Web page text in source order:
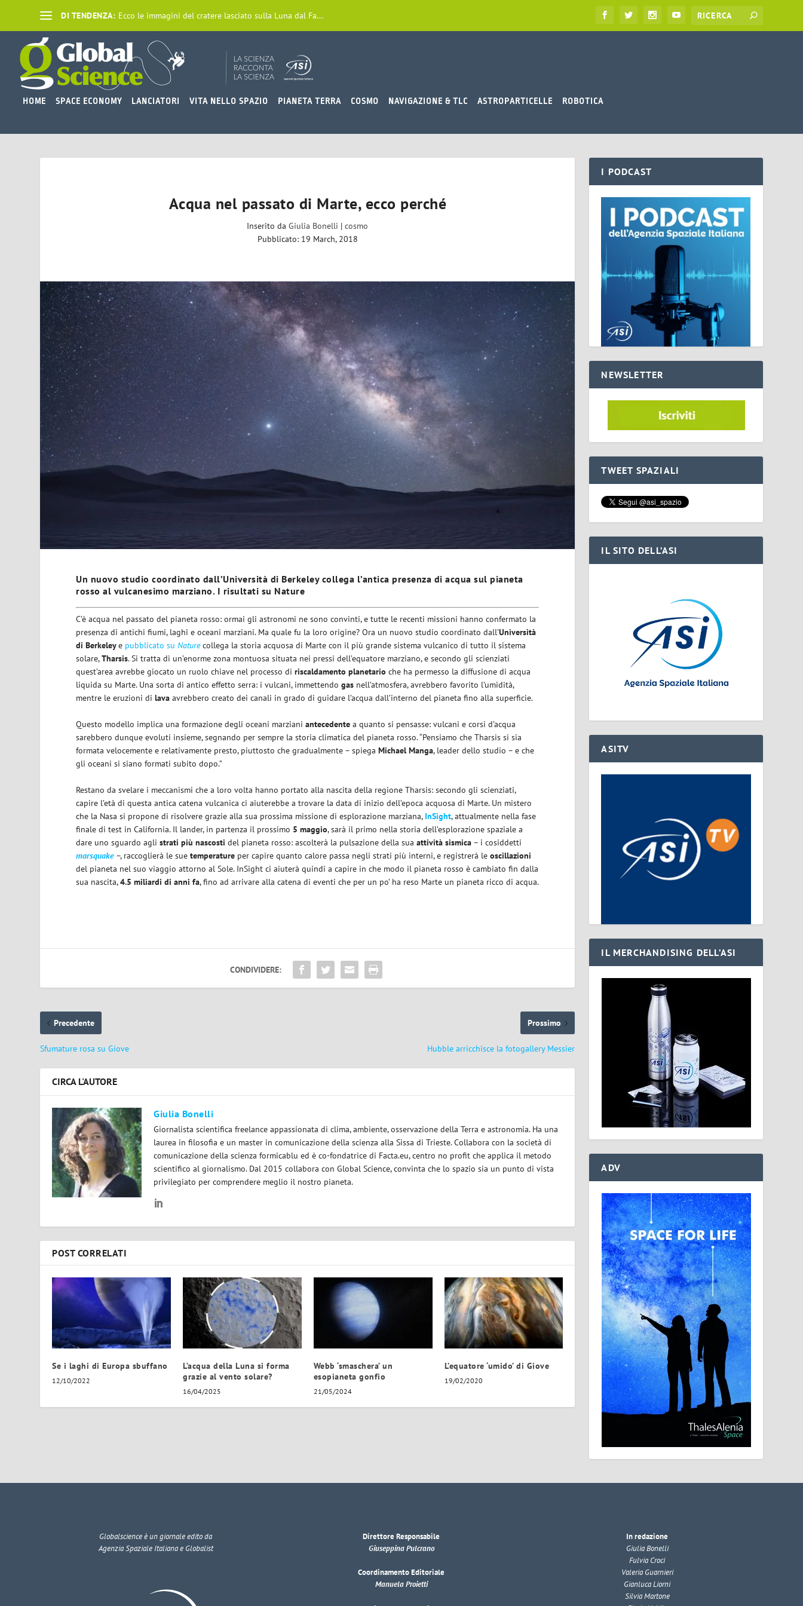
DI TENDENZA: Ecco le immagini del cratere lasciato sulla Luna dal Fa...
HOME SPACE ECONOMY LANCIATORI VITA NELLO SPAZIO PIANETA TERRA COSMO NAVIGAZIONE & TLC ASTROPARTICELLE ROBOTICA
Acqua nel passato di Marte, ecco perché
Inserito daGiulia Bonelli |cosmo
Pubblicato: 19 March, 2018
Un nuovo studio coordinato dall’Università di Berkeley collega l’antica presenza di acqua sul pianeta
rosso al vulcanesimo marziano. I risultati su Nature
C’è acqua nel passato del pianeta rosso: ormai gli astronomi ne sono convinti, e tutte le recenti missioni hanno confermato la
presenza di antichi fiumi, laghi e oceani marziani. Ma quale fu la loro origine? Ora un nuovo studio coordinato dall’Università
di Berkeleye pubblicato suNaturecollega la storia acquosa di Marte con il più grande sistema vulcanico di tutto il sistema
solare,Tharsis. Si tratta di un’enorme zona montuosa situata nei pressi dell’equatore marziano, e secondo gli scienziati
quest’area avrebbe giocato un ruolo chiave nel processo diriscaldamento planetario che ha permesso la diffusione di acqua
liquida su Marte. Una sorta di antico effetto serra: i vulcani, immettendogas nell’atmosfera, avrebbero favorito l’umidità,
mentre le eruzioni dilava avrebbero creato dei canali in grado di guidare l’acqua dall’interno del pianeta fino alla superficie.
Questo modello implica una formazione degli oceani marzianiantecedente a quanto si pensasse: vulcani e corsi d’acqua
sarebbero dunque evoluti insieme, segnando per sempre la storia climatica del pianeta rosso. “Pensiamo che Tharsis si sia
formata velocemente e relativamente presto, piuttosto che gradualmente – spiegaMichael Manga, leader dello studio – e che
gli oceani si siano formati subito dopo.”
Restano da svelare i meccanismi che a loro volta hanno portato alla nascita della regione Tharsis: secondo gli scienziati,
capire l’età di questa antica catena vulcanica ci aiuterebbe a trovare la data di inizio dell’epoca acquosa di Marte. Un mistero
che la Nasa si propone di risolvere grazie alla sua prossima missione di esplorazione marziana, InSight, attualmente nella fase
finale di test in California. Il lander, in partenza il prossimo 5 maggio, sarà il primo nella storia dell’esplorazione spaziale a
dare uno sguardo aglistrati più nascosti del pianeta rosso: ascolterà la pulsazione della suaattività sismica – i cosiddetti
marsquake –, raccoglierà le suetemperature per capire quanto calore passa negli strati più interni, e registrerà leoscillazioni
del pianeta nel suo viaggio attorno al Sole. InSight ci aiuterà quindi a capire in che modo il pianeta rosso è cambiato fin dalla
sua nascita,4.5 miliardi di anni fa, fino ad arrivare alla catena di eventi che per un po’ ha reso Marte un pianeta ricco di acqua.
CONDIVIDERE:
Precedente
Sfumature rosa su Giove
Prossimo
Hubble arricchisce la fotogallery Messier
CIRCA L'AUTORE
Giulia Bonelli
Giornalista scientifica freelance appassionata di clima, ambiente, osservazione della Terra e astronomia. Ha una
laurea in filosofia e un master in comunicazione della scienza alla Sissa di Trieste. Collabora con la società di
comunicazione della scienza formicablu ed è co-fondatrice di Facta.eu, centro no profit che applica il metodo
scientifico al giornalismo. Dal 2015 collabora con Global Science, convinta che lo spazio sia un punto di vista
privilegiato per comprendere meglio il nostro pianeta.
POST CORRELATI
Se i laghi di Europa sbuffano
12/10/2022
L’acqua della Luna si forma
grazie al vento solare?
16/04/2025
Webb ‘smaschera’ un
esopianeta gonfio
21/05/2024
L’equatore ‘umido’ di Giove
19/02/2020
I PODCAST
NEWSLETTER
TWEET SPAZIALI
IL SITO DELL’ASI
ASITV
IL MERCHANDISING DELL’ASI
ADV
Globalscienceè un giornale edito da
Agenzia Spaziale Italiana e Globalist
Direttore Responsabile
Giuseppina Pulcrano
Coordinamento Editoriale
Manuela Proietti
In redazione
Giulia Bonelli
Fulvia Croci
Valeria Guarnieri
Gianluca Liorni
Silvia Martone